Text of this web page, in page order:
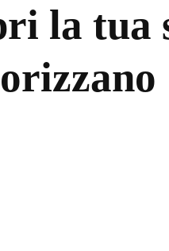
la tua